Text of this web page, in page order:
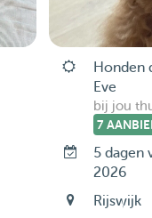
Honden
Eve
bij jou
7
5 dagen
2026
Rijswijk